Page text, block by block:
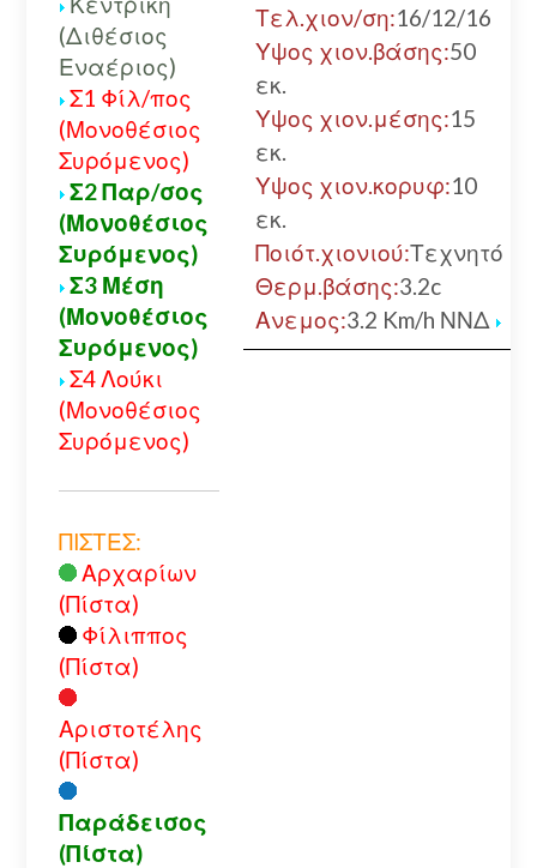
(Διθέσιος
Εναέριος)
Σ1 Φίλ/πος
(Μονοθέσιος
Συρόμενος)
Σ2 Παρ/σος
(Μονοθέσιος
Συρόμενος)
Σ3 Μέση
(Μονοθέσιος
Συρόμενος)
Σ4 Λούκι
(Μονοθέσιος
Συρόμενος)
ΠΙΣΤΕΣ:
Αρχαρίων
(Πίστα)
Φίλιππος
(Πίστα)
Αριστοτέλης
(Πίστα)
Παράδεισος
(Πίστα)
Τελ.χιον/ση:16/12/16
Υψος χιον.βάσης:50
εκ.
Υψος χιον.μέσης:15
εκ.
Υψος χιον.κορυφ:10
εκ.
Ποιότ.χιονιού:Τεχνητό
Θερμ.βάσης:3.2c
Ανεμος:3.2 Km/h ΝΝΔ